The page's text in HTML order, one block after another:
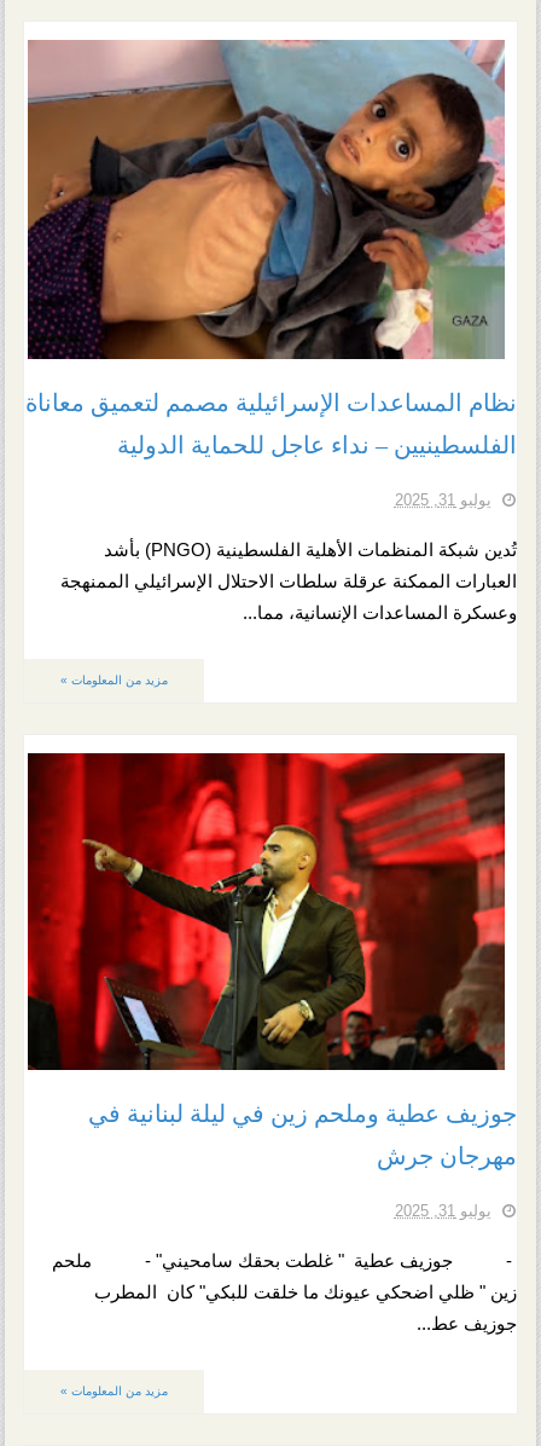
نظام المساعدات الإسرائيلية مصمم لتعميق معاناة
الفلسطينيين – نداء عاجل للحماية الدولية
يوليو 31, 2025
تُدين شبكة المنظمات الأهلية الفلسطينية (PNGO) بأشد
العبارات الممكنة عرقلة سلطات الاحتلال الإسرائيلي الممنهجة
وعسكرة المساعدات الإنسانية، مما...
مزيد من المعلومات »
جوزيف عطية وملحم زين في ليلة لبنانية في
مهرجان جرش
يوليو 31, 2025
- جوزيف عطية " غلطت بحقك سامحيني" - ملحم
زين " ظلي اضحكي عيونك ما خلقت للبكي" كان المطرب
جوزيف عط...
مزيد من المعلومات »